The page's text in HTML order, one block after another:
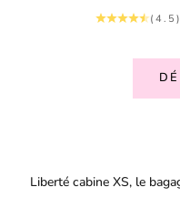
(4.5)
Liberté cabine XS, le